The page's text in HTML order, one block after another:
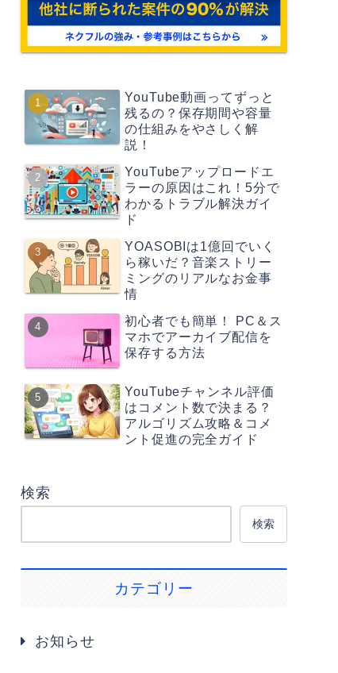
YouTube動画ってずっと
残るの？保存期間や容量
の仕組みをやさしく解
説！
YouTubeアップロードエ
ラーの原因はこれ！5分で
わかるトラブル解決ガイ
ド
YOASOBIは1億回でいく
ら稼いだ？音楽ストリー
ミングのリアルなお金事
情
初心者でも簡単！ PC＆ス
マホでアーカイブ配信を
保存する方法
YouTubeチャンネル評価
はコメント数で決まる？
アルゴリズム攻略＆コメ
ント促進の完全ガイド
検索
検索
カテゴリー
お知らせ